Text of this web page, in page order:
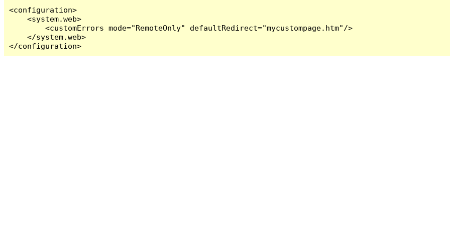
<configuration>
    <system.web>
        <customErrors mode="RemoteOnly" defaultRedirect="mycustompage.htm"/>
    </system.web>
</configuration>